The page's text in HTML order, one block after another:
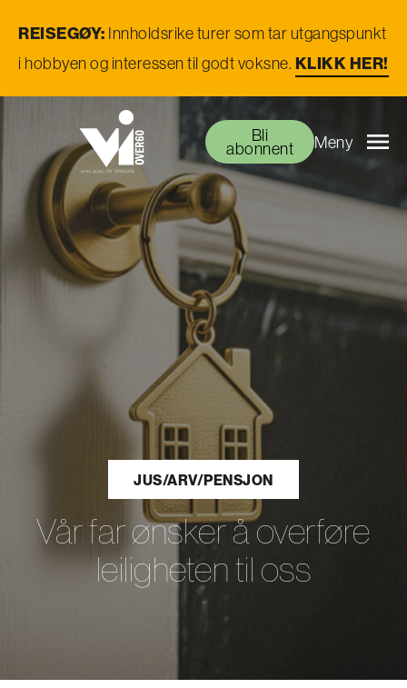
REISEGØY: Innholdsrike turer som tar utgangspunkt
i hobbyen og interessen til godt voksne.KLIKK HER!
Bli
abonnent Meny
JUS/ARV/PENSJON
Vår far ønsker å overføre
leiligheten til oss